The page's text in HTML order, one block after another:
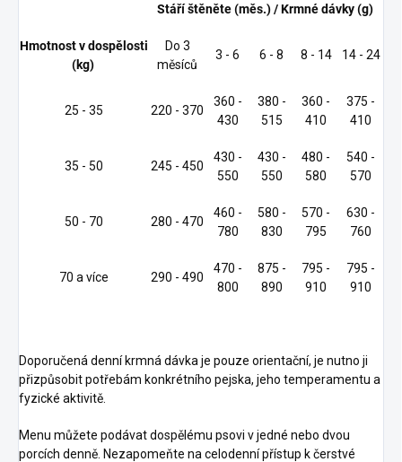
Stáří štěněte (měs.) / Krmné dávky (g)
Hmotnost v dospělosti
(kg)
Do 3
měsíců
3 - 6 6 - 8 8 - 14 14 - 24
25 - 35 220 - 370
360 -
430
380 -
515
360 -
410
375 -
410
35 - 50 245 - 450
430 -
550
430 -
550
480 -
580
540 -
570
50 - 70 280 - 470
460 -
780
580 -
830
570 -
795
630 -
760
70 a více 290 - 490
470 -
800
875 -
890
795 -
910
795 -
910
Doporučená denní krmná dávka je pouze orientační, je nutno ji
přizpůsobit potřebám konkrétního pejska, jeho temperamentu a
fyzické aktivitě.
Menu můžete podávat dospělému psovi v jedné nebo dvou
porcích denně. Nezapomeňte na celodenní přístup k čerstvé